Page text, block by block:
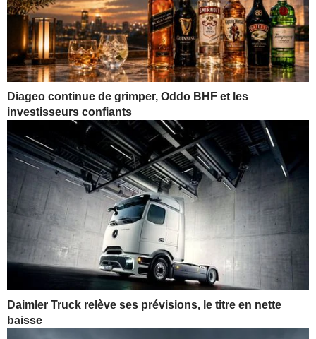
Diageo continue de grimper, Oddo BHF et les
investisseurs confiants
Daimler Truck relève ses prévisions, le titre en nette
baisse